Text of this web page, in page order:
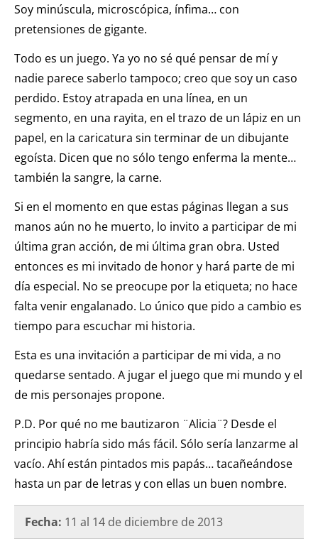
Soy minúscula, microscópica, ínfima… con
pretensiones de gigante.
Todo es un juego. Ya yo no sé qué pensar de mí y
nadie parece saberlo tampoco; creo que soy un caso
perdido. Estoy atrapada en una línea, en un
segmento, en una rayita, en el trazo de un lápiz en un
papel, en la caricatura sin terminar de un dibujante
egoísta. Dicen que no sólo tengo enferma la mente…
también la sangre, la carne.
Si en el momento en que estas páginas llegan a sus
manos aún no he muerto, lo invito a participar de mi
última gran acción, de mi última gran obra. Usted
entonces es mi invitado de honor y hará parte de mi
día especial. No se preocupe por la etiqueta; no hace
falta venir engalanado. Lo único que pido a cambio es
tiempo para escuchar mi historia.
Esta es una invitación a participar de mi vida, a no
quedarse sentado. A jugar el juego que mi mundo y el
de mis personajes propone.
P.D. Por qué no me bautizaron ¨Alicia¨? Desde el
principio habría sido más fácil. Sólo sería lanzarme al
vacío. Ahí están pintados mis papás… tacañeándose
hasta un par de letras y con ellas un buen nombre.
Fecha: 11 al 14 de diciembre de2013